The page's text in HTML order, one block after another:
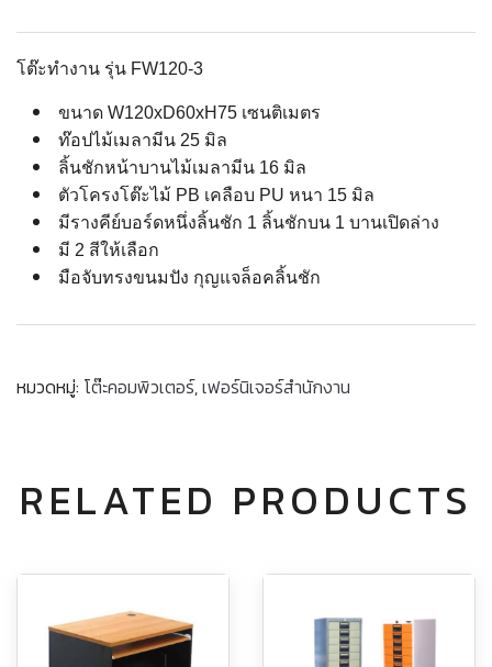
โต๊ะทำงาน รุ่น FW120-3
ขนาด W120xD60xH75 เซนติเมตร
ท๊อปไม้เมลามีน 25 มิล
ลิ้นชักหน้าบานไม้เมลามีน 16 มิล
ตัวโครงโต๊ะไม้ PB เคลือบ PU หนา 15 มิล
มีรางคีย์บอร์ดหนึ่งลิ้นชัก 1 ลิ้นชักบน 1 บานเปิดล่าง
มี 2 สีให้เลือก
มือจับทรงขนมปัง กุญแจล็อคลิ้นชัก
หมวดหมู่: โต๊ะคอมพิวเตอร์,เฟอร์นิเจอร์สำนักงาน
RELATED PRODUCTS